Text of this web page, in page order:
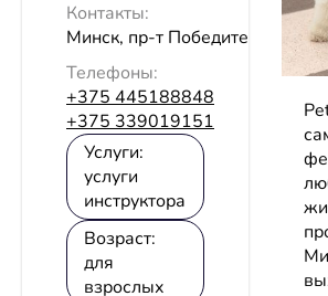
Контакты:
Минск, пр-т Победителей, 111
Телефоны:
+375 445188848
+375 339019151
Услуги:
услуги
инструктора
Возраст:
для
взрослых